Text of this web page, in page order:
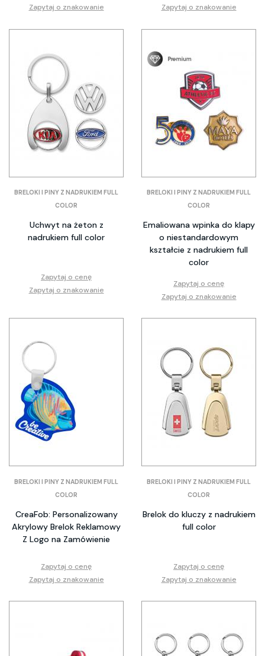
Zapytaj o znakowanie
Zapytaj o znakowanie
BRELOKI I PINY Z NADRUKIEM FULL
COLOR
Uchwyt na żeton z
nadrukiem full color
Zapytaj o cenę
Zapytaj o znakowanie
BRELOKI I PINY Z NADRUKIEM FULL
COLOR
Emaliowana wpinka do klapy
o niestandardowym
kształcie z nadrukiem full
color
Zapytaj o cenę
Zapytaj o znakowanie
BRELOKI I PINY Z NADRUKIEM FULL
COLOR
CreaFob: Personalizowany
Akrylowy Brelok Reklamowy
Z Logo na Zamówienie
Zapytaj o cenę
Zapytaj o znakowanie
BRELOKI I PINY Z NADRUKIEM FULL
COLOR
Brelok do kluczy z nadrukiem
full color
Zapytaj o cenę
Zapytaj o znakowanie